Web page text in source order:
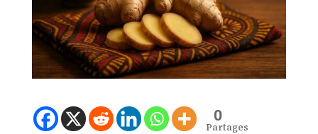
0
Partages